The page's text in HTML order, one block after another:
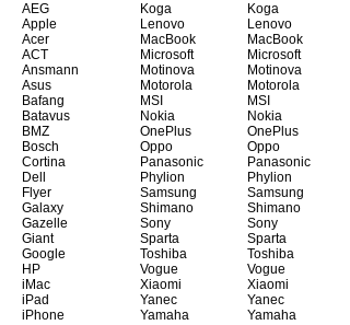
AEG
Apple
Acer
ACT
Ansmann
Asus
Bafang
Batavus
BMZ
Bosch
Cortina
Dell
Flyer
Galaxy
Gazelle
Giant
Google
HP
iMac
iPad
iPhone
Koga
Lenovo
MacBook
Microsoft
Motinova
Motorola
MSI
Nokia
OnePlus
Oppo
Panasonic
Phylion
Samsung
Shimano
Sony
Sparta
Toshiba
Vogue
Xiaomi
Yanec
Yamaha
Koga
Lenovo
MacBook
Microsoft
Motinova
Motorola
MSI
Nokia
OnePlus
Oppo
Panasonic
Phylion
Samsung
Shimano
Sony
Sparta
Toshiba
Vogue
Xiaomi
Yanec
Yamaha